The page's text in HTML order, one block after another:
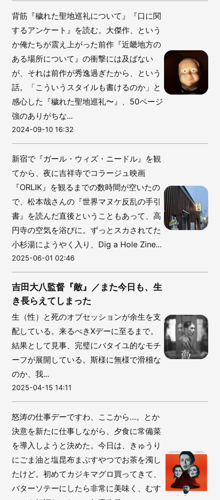
背筋『穢れた聖地巡礼について』『口に関
するアンケート』を読む。大傑作、という
か俺たちが震え上がった前作『近畿地方の
ある場所について』の衝撃には及ばない
が、それは前作が秀逸過ぎたから、という
話。「こういうスタイルも書けるのか」と
感心した『穢れた聖地巡礼〜』、50ページ
強のありがちな...
2024-09-10 16:32
新宿で『ガール・ウィズ・ニードル』を観
てから、夜に吉祥寺でコラージュ映画
『ORLIK』を観るまでの数時間が空いたの
で、松本哉さんの『世界マヌケ反乱の手引
書』を読んだ直後ということもあって、高
円寺の空気を浴びに。ずっとスカされてた
小杉湯にようやく入り、Dig a Hole Zine...
2025-06-01 02:46
吉田大八監督『敵』／また今日も、生
き長らえてしまった
生（性）と死のオブセッションが余生を支
配している。来るべきXデーに至るまで。
結果として見事、完璧にバタイユ的なモチ
ーフが展開している。斯様に無様で滑稽な
のか、我...
2025-04-15 14:11
怒涛の仕事デーですわ、ここから…。とか
決意を新たに仕事しながら、夕食に常備菜
を導入しようと決めた。今日は、きゅうり
にごま油と塩昆布まぶすやつでお茶を濁し
たけど。初めてカジキマグロ買ってきて、
バターソテーにしたら非常に美味く、むす